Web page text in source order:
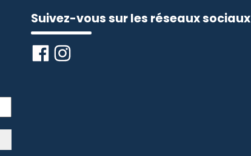
Suivez-vous sur les réseaux sociaux